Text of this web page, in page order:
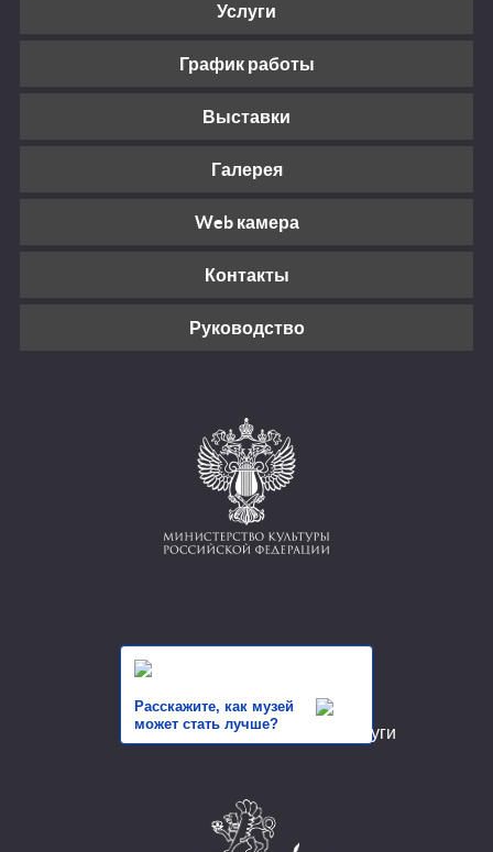
Услуги
График работы
Выставки
Галерея
Web камера
Контакты
Руководство
Расскажите, как музей
может стать лучше?